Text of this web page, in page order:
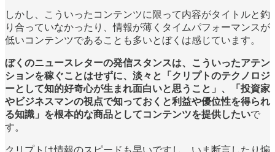
しかし、こういったコンテンツに限って内容がタイトルと釣
り合っていなかったり、情報が薄くタイムパフォーマンスが
低いコンテンツであることも多いとぼくは感じています。
ぼくのニュースレターの発信スタンスは、こういったアテン
ションを稼ぐことはせずに、淡々と「クリプトのテクノロジ
ーとして知的好奇心が生まれ面白いと思うこと」、「投資家
やビジネスマンの視点で知っておくと利益や優位性を得られ
る知識」を根本的な商品としてコンテンツを提供したいで
す。
クリプトは情報のスピードも早いですし、いま断言したり煽